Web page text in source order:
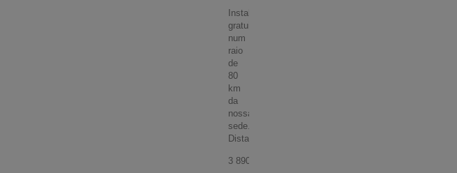
Instalação
gratuita
num
raio
de
80
km
da
nossa
sede.
Distancias...
3 890,00 €